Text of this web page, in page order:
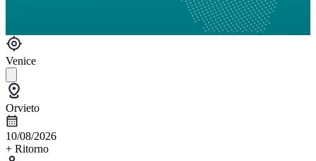
Venice
Orvieto
10/08/2026
+ Ritorno